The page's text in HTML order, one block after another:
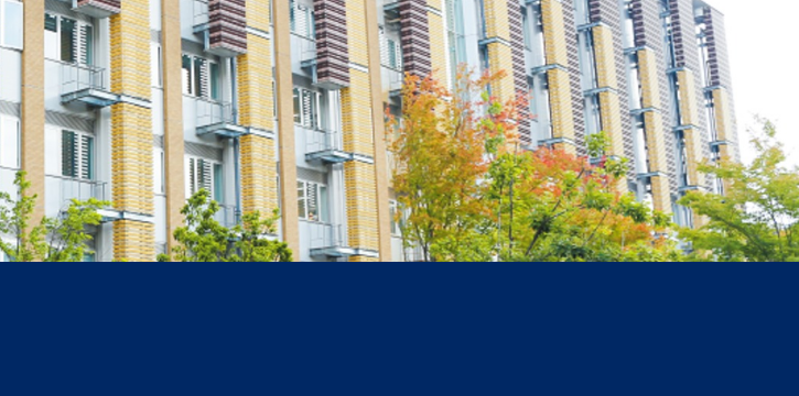
総合型選抜・学校推薦型選抜 募集要項＆願書
大学入学共通テスト利用選抜の募集要項＆願書
過去問題集
大学・短大以外の資料から請求
専門学校の資料請求 大学院の資料請求
留学・進学関連、塾・予備校
大学入学共通テスト「受験案内」の請求
大学入学共通テスト「受験上の配慮案内」の請求
高等学校卒業程度認定試験